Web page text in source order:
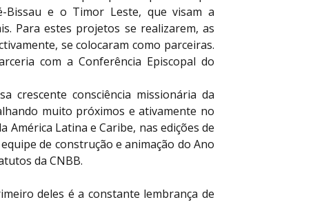
Bissau e o Timor Leste, que visam a
Para estes projetos se realizarem, as
se colocaram como parceiras.
com a Conferência Episcopal do
crescente consciência missionária da
muito próximos e ativamente no
América Latina e Caribe, nas edições de
de construção e animação do Ano
da CNBB.
deles é a constante lembrança de